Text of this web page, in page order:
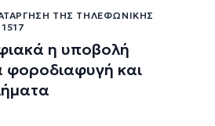
ΤΗΣ ΤΗΛΕΦΩΝΙΚΉΣ
η υποβολή
φοροδιαφυγή και